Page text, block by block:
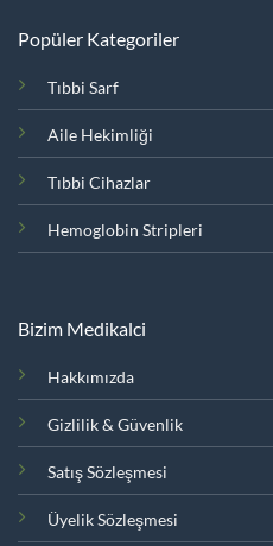
Popüler Kategoriler
Tıbbi Sarf
Aile Hekimliği
Tıbbi Cihazlar
Hemoglobin Stripleri
Bizim Medikalci
Hakkımızda
Gizlilik & Güvenlik
Satış Sözleşmesi
Üyelik Sözleşmesi